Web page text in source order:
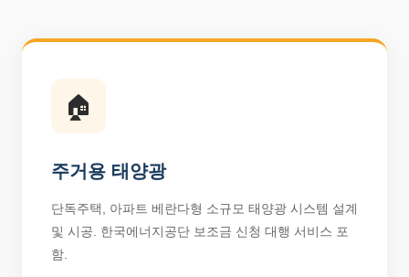
🏠
주거용 태양광
단독주택, 아파트 베란다형 소규모 태양광 시스템 설계
및 시공. 한국에너지공단 보조금 신청 대행 서비스 포
함.